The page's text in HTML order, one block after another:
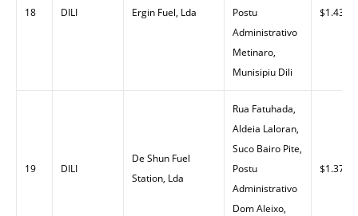
18 DILI Ergin Fuel, Lda
Postu
Administrativo
Metinaro,
Munisipiu Dili
$1.43
19 DILI
De Shun Fuel
Station, Lda
Rua Fatuhada,
Aldeia Laloran,
Suco Bairo Pite,
Postu
Administrativo
Dom Aleixo,
$1.37